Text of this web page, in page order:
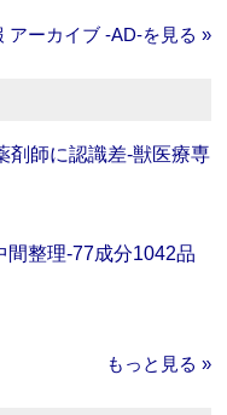
アーカイブ ‐AD‐を見る »
剤師に認識差‐獣医療専
間整理‐77成分1042品
もっと見る »